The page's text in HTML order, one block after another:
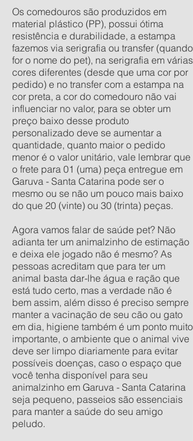
Os comedouros são produzidos em
material plástico (PP), possui ótima
resistência e durabilidade, a estampa
fazemos via serigrafia ou transfer (quando
for o nome do pet), na serigrafia em várias
cores diferentes (desde que uma cor por
pedido) e no transfer com a estampa na
cor preta, a cor do comedouro não vai
influenciar no valor, para se obter um
preço baixo desse produto
personalizado deve se aumentar a
quantidade, quanto maior o pedido
menor é o valor unitário, vale lembrar que
o frete para 01 (uma) peça entregue em
Garuva - Santa Catarina pode ser o
mesmo ou se não um pouco mais baixo
do que 20 (vinte) ou 30 (trinta) peças.
Agora vamos falar de saúde pet? Não
adianta ter um animalzinho de estimação
e deixa ele jogado não é mesmo? As
pessoas acreditam que para ter um
animal basta dar-lhe água e ração que
está tudo certo, mas a verdade não é
bem assim, além disso é preciso sempre
manter a vacinação de seu cão ou gato
em dia, higiene também é um ponto muito
importante, o ambiente que o animal vive
deve ser limpo diariamente para evitar
possíveis doenças, caso o espaço que
você tenha disponível para seu
animalzinho em Garuva - Santa Catarina
seja pequeno, passeios são essenciais
para manter a saúde do seu amigo
peludo.